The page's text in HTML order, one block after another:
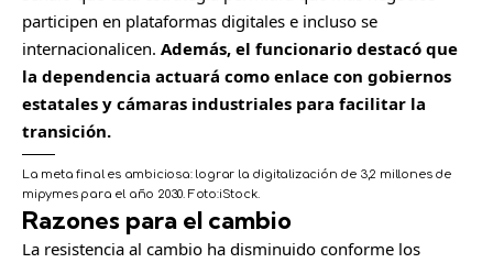
participen en plataformas digitales e incluso se
internacionalicen. Además, el funcionario destacó que
la dependencia actuará como enlace con gobiernos
estatales y cámaras industriales para facilitar la
transición.
La meta final es ambiciosa: lograr la digitalización de 3,2 millones de
mipymes para el año 2030. Foto:iStock.
Razones para el cambio
La resistencia al cambio ha disminuido conforme los